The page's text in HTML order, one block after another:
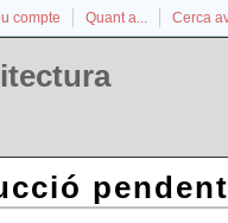
compte Quant a... Cerca